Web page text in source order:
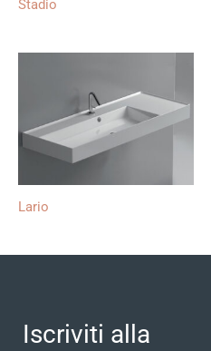
Stadio
Lario
Iscriviti alla